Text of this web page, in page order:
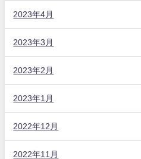
2023年4月
2023年3月
2023年2月
2023年1月
2022年12月
2022年11月